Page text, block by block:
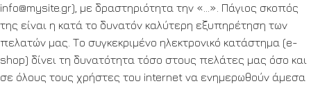
info@mysite.gr), με δραστηριότητα την «…». Πάγιος σκοπός
της είναι η κατά το δυνατόν καλύτερη εξυπηρέτηση των
πελατών μας. Το συγκεκριμένο ηλεκτρονικό κατάστημα (e-
shop) δίνει τη δυνατότητα τόσο στους πελάτες μας όσο και
σε όλους τους χρήστες του internet να ενημερωθούν άμεσα